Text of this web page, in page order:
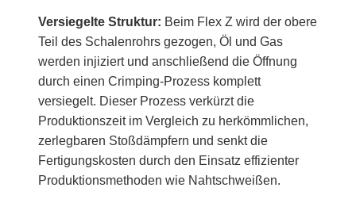
Versiegelte Struktur: Beim Flex Z wird der obere
Teil des Schalenrohrs gezogen, Öl und Gas
werden injiziert und anschließend die Öffnung
durch einen Crimping-Prozess komplett
versiegelt. Dieser Prozess verkürzt die
Produktionszeit im Vergleich zu herkömmlichen,
zerlegbaren Stoßdämpfern und senkt die
Fertigungskosten durch den Einsatz effizienter
Produktionsmethoden wie Nahtschweißen.